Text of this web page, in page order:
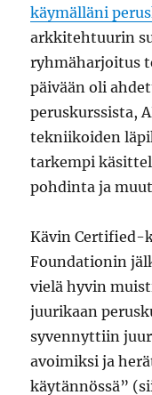
käymälläni
arkkitehtuurin
ryhmäharjoitus
päivään oli
peruskurssista,
tekniikoiden
tarkempi
pohdinta ja
Kävin Certified-
Foundationin
vielä hyvin
juurikaan
syvennyttiin
avoimiksi ja
käytännössä”